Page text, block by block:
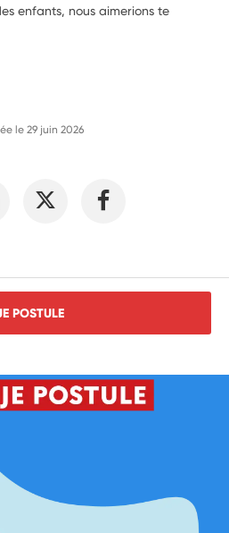
enfants, nous aimerions te
le29 juin 2026
POSTULE